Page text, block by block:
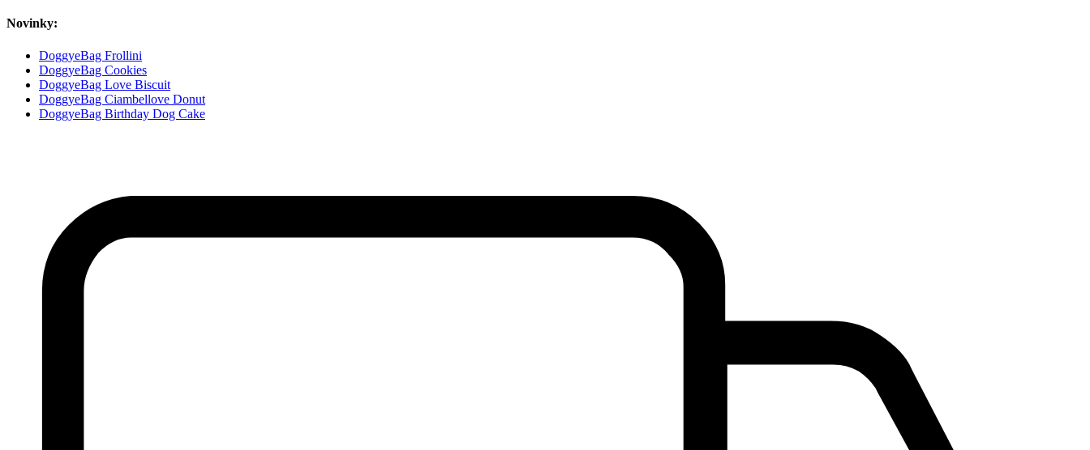
Novinky:
DoggyeBag Frollini
DoggyeBag Cookies
DoggyeBag Love Biscuit
DoggyeBag Ciambellove Donut
DoggyeBag Birthday Dog Cake